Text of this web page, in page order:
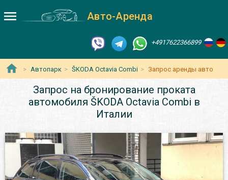
Авто-Аренда
+4917622366899
Автопарк ŠKODA Octavia Сombi Запрос аренды авто
Запрос на бронирование проката
автомобиля ŠKODA Octavia Сombi в
Италии